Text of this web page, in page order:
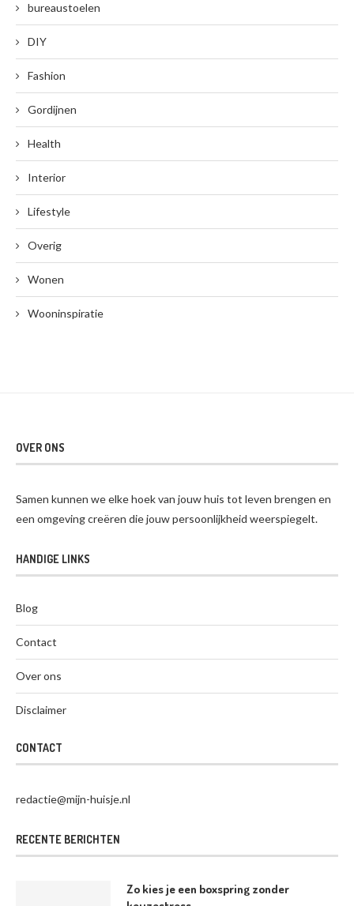
bureaustoelen
DIY
Fashion
Gordijnen
Health
Interior
Lifestyle
Overig
Wonen
Wooninspiratie
OVER ONS
Samen kunnen we elke hoek van jouw huis tot leven brengen en
een omgeving creëren die jouw persoonlijkheid weerspiegelt.
HANDIGE LINKS
Blog
Contact
Over ons
Disclaimer
CONTACT
redactie@mijn-huisje.nl
RECENTE BERICHTEN
Zo kies je een boxspring zonder